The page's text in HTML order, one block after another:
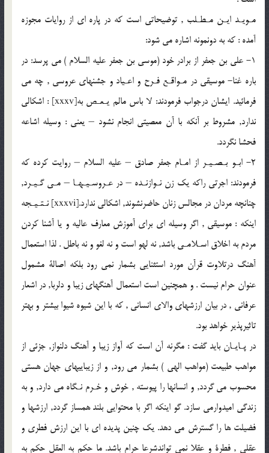
مـويـد ايـن مـطـلب , توضيحاتى است كه در پاره اى از روايات مجوزه
آمده : كه به دونمونه اشاره مى شود:
1- على بن جعفر از برادر خود (موسى بن جعفر عليه السلام ) مى پرسد: در
باره غنا- موسيقى در مـواقـع فـرح و اعـياد و جشنهاى عروسى , چه مى
فرمائيد. ايشان درجواب فرمودند: لا باس مالم يـعـص به[xxxv] : اشكالى
ندارد, مشروط بر آنكه با آن معصيتى انجام نشود – يعنى : وسيله اشاعه
فحشا نگردد.
2- ابـو بـصـيـر از امـام جعفر صادق – عليه السلام – روايت كرده كه
فرمودند: اجرتى راكه يك زن نـوازنـده – در عـروسـيـهـا – مـى گـيـرد,
چنانچه مردان در مجالس زنان حاضرنشوند, اشكالى ندارد.[xxxvi] نـتـيـجه
اينكه : موسيقى , اگر وسيله اى براى آموزش معارف عاليه و يا آشنا كردن
مردم به اخلاق اسـلامـى باشد, نه لهو است و نه لغو و نه باطل . لذا استعمال
آهنگ درتلاوت قرآن مورد استثنايى بشمار نمى رود بلكه اصالة مشمول
عنوان حرام نيست . و همچنين است استعمال آهنگهاى زيبا و دلربا, در اشعار
عرفانى , در بيان ارزشهاى والاى انسانى , كه با اين شيوه شيوا بيشتر و بهتر
تاثيرپذير خواهد بود.
در پـايـان بايد گفت : مگرنه آن است كه آواز زيبا و آهنگ دلنواز, جزئى از
مواهب طبيعت (مواهب الهى ) بشمار مى رود, و از زيباييهاى جهان هستى
محسوب مى گردد, و انسانها را پيوسته , خوش و خـرم نـگاه مى دارد, و به
زندگى اميدوارمى سازد. گو اينكه اگر با محتوايى بلند همساز گردد, ارزشها و
فضيلت ها را گسترش مى دهد. يك چنين پديده اى با اين ارزش فطرى و
عقلى , فطرة و عقلا نمى تواندشرعا حرام باشد. ما حكم به العقل حكم به